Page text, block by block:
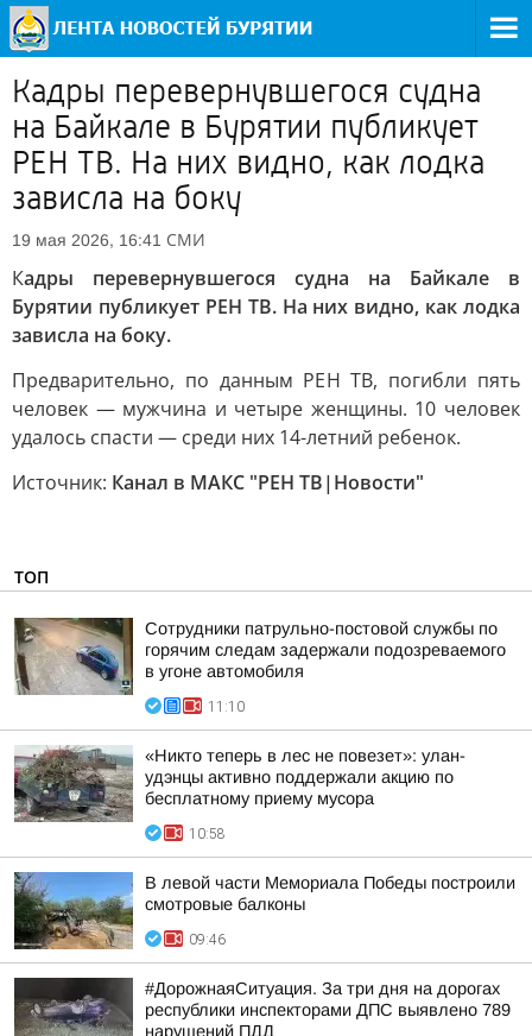
Кадры перевернувшегося судна
на Байкале в Бурятии публикует
РЕН ТВ. На них видно, как лодка
зависла на боку
19 мая 2026, 16:41 СМИ
Кадры перевернувшегося судна на Байкале в
Бурятии публикует РЕН ТВ. На них видно, как лодка
зависла на боку.
Предварительно, по данным РЕН ТВ, погибли пять
человек — мужчина и четыре женщины. 10 человек
удалось спасти — среди них 14-летний ребенок.
Источник: Канал в МАКС "РЕН ТВ|Новости"
ТОП
Сотрудники патрульно-постовой службы по
горячим следам задержали подозреваемого
в угоне автомобиля
11:10
«Никто теперь в лес не повезет»: улан-
удэнцы активно поддержали акцию по
бесплатному приему мусора
10:58
В левой части Мемориала Победы построили
смотровые балконы
09:46
#ДорожнаяСитуация. За три дня на дорогах
республики инспекторами ДПС выявлено 789
нарушений ПДД